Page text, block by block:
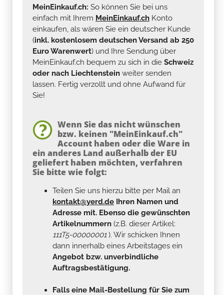
MeinEinkauf.ch: So können Sie bei uns
einfach mit Ihrem MeinEinkauf.ch Konto
einkaufen, als wären Sie ein deutscher Kunde
(inkl. kostenlosem deutschen Versand ab 250
Euro Warenwert) und Ihre Sendung über
MeinEinkauf.ch bequem zu sich in die Schweiz
oder nach Liechtenstein weiter senden
lassen. Fertig verzollt und ohne Aufwand für
Sie!
Wenn Sie das nicht wünschen
bzw. keinen "MeinEinkauf.ch"
Account haben oder die Ware in
ein anderes Land außerhalb der EU
geliefert haben möchten, verfahren
Sie bitte wie folgt:
Teilen Sie uns hierzu bitte per Mail an
kontakt@yerd.de Ihren Namen und
Adresse mit. Ebenso die gewünschten
Artikelnummern (z.B. dieser Artikel:
111T5-00000001). Wir schicken Ihnen
dann innerhalb eines Arbeitstages ein
Angebot bzw. unverbindliche
Auftragsbestätigung.
Falls eine Mail-Bestellung für Sie zum